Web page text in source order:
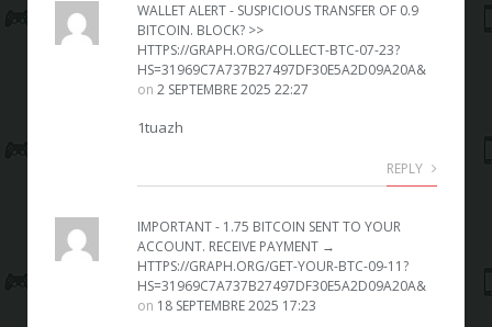
WALLET ALERT - SUSPICIOUS TRANSFER OF 0.9
BITCOIN. BLOCK? >>
HTTPS://GRAPH.ORG/COLLECT-BTC-07-23?
HS=31969C7A737B27497DF30E5A2D09A20A&
on 2 SEPTEMBRE 2025 22:27
1tuazh
REPLY
IMPORTANT - 1.75 BITCOIN SENT TO YOUR
ACCOUNT. RECEIVE PAYMENT →
HTTPS://GRAPH.ORG/GET-YOUR-BTC-09-11?
HS=31969C7A737B27497DF30E5A2D09A20A&
on 18 SEPTEMBRE 2025 17:23